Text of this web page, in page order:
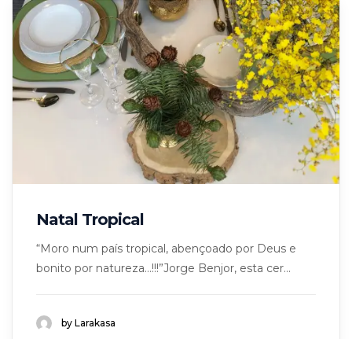
Natal Tropical
“Moro num país tropical, abençoado por Deus e
bonito por natureza…!!!”Jorge Benjor, esta cer...
by Larakasa